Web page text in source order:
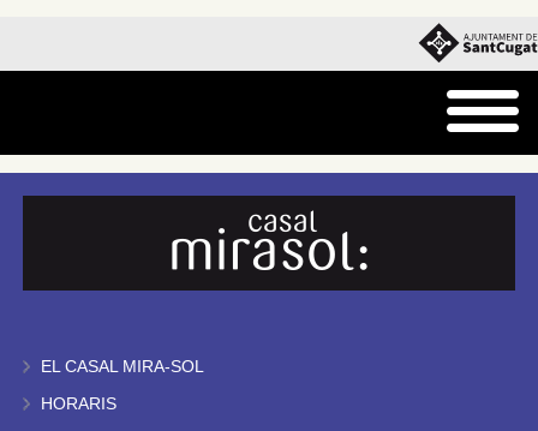
EL CASAL MIRA-SOL
HORARIS